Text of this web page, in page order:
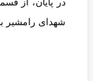
در پایان، از
شهدای رامشیر